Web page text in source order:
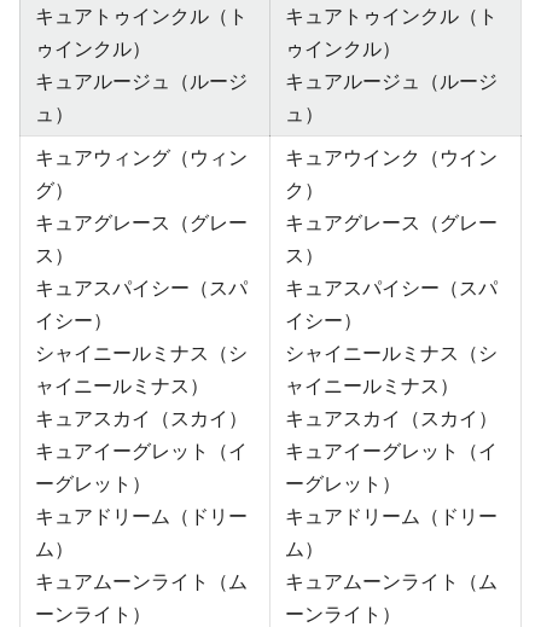
キュアトゥインクル（ト
ゥインクル）
キュアルージュ（ルージ
ュ）
キュアトゥインクル（ト
ゥインクル）
キュアルージュ（ルージ
ュ）
キュアウィング（ウィン
グ）
キュアグレース（グレー
ス）
キュアスパイシー（スパ
イシー）
シャイニールミナス（シ
ャイニールミナス）
キュアスカイ（スカイ）
キュアイーグレット（イ
ーグレット）
キュアドリーム（ドリー
ム）
キュアムーンライト（ム
ーンライト）
キュアウインク（ウイン
ク）
キュアグレース（グレー
ス）
キュアスパイシー（スパ
イシー）
シャイニールミナス（シ
ャイニールミナス）
キュアスカイ（スカイ）
キュアイーグレット（イ
ーグレット）
キュアドリーム（ドリー
ム）
キュアムーンライト（ム
ーンライト）